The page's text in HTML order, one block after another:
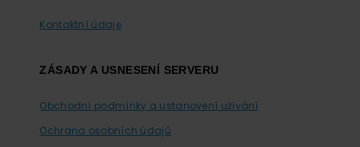
Kontaktní údaje
ZÁSADY A USNESENÍ SERVERU
Obchodní podmínky a ustanovení užívání
Ochrana osobních údajů